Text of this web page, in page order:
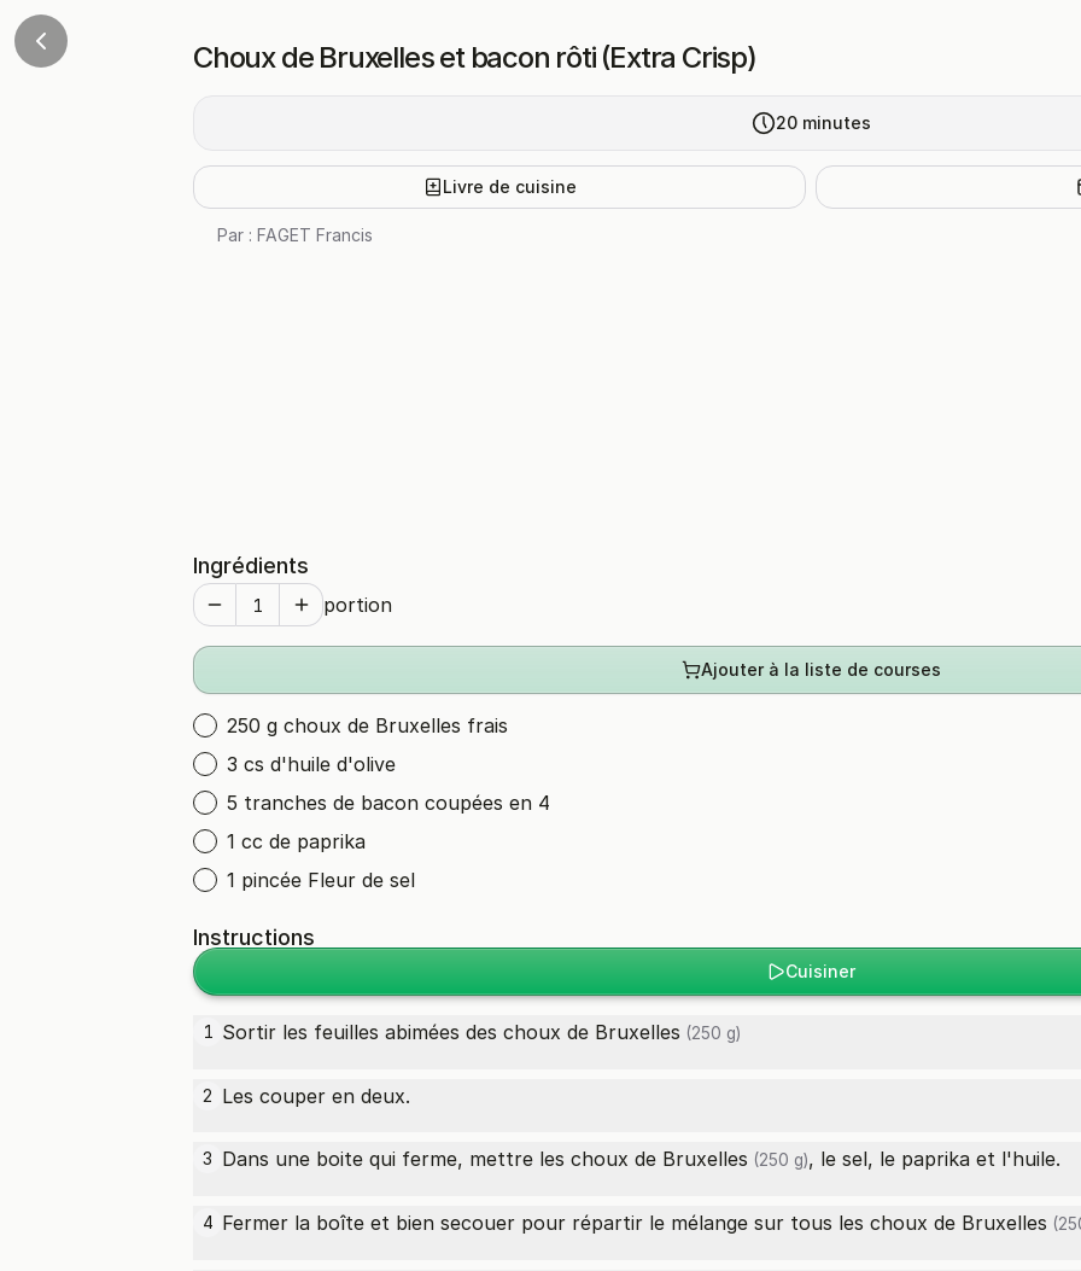
Choux de Bruxelles et bacon rôti (Extra Crisp)
20 minutes
Livre de cuisine
Par : FAGET Francis
Ingrédients
portion
Ajouter à la liste de courses
250 g choux de Bruxelles frais
3 cs d'huile d'olive
5 tranches de bacon coupées en 4
1 cc de paprika
1 pincée Fleur de sel
Instructions
Cuisiner
1 Sortir les feuilles abimées des choux de Bruxelles (250 g)
2 Les couper en deux.
3 Dans une boite qui ferme, mettre les choux de Bruxelles (250 g), le sel, le paprika et l'huile.
4 Fermer la boîte et bien secouer pour répartir le mélange sur tous les choux de Bruxelles